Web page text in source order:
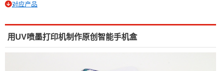
对应产品
用UV喷墨打印机制作原创智能手机盒